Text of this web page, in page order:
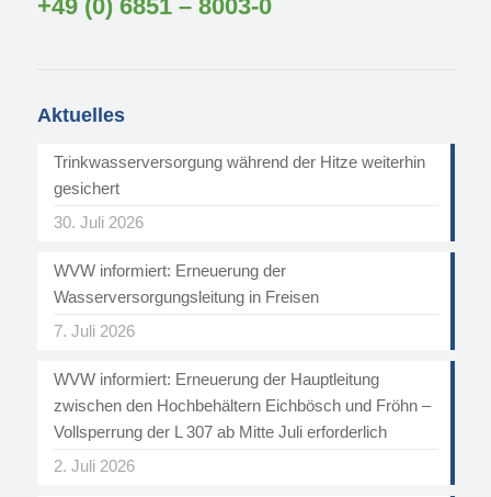
+49 (0) 6851 – 8003-0
Aktuelles
Trinkwasserversorgung während der Hitze weiterhin
gesichert
30. Juli 2026
WVW informiert: Erneuerung der
Wasserversorgungsleitung in Freisen
7. Juli 2026
WVW informiert: Erneuerung der Hauptleitung
zwischen den Hochbehältern Eichbösch und Fröhn –
Vollsperrung der L 307 ab Mitte Juli erforderlich
2. Juli 2026